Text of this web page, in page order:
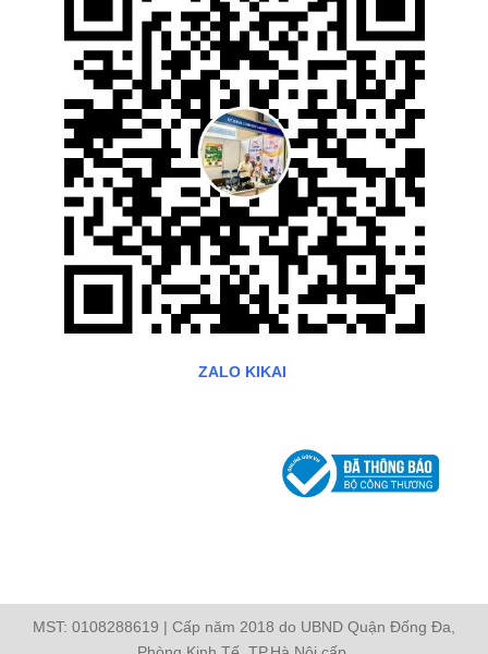
ZALO KIKAI
MST: 0108288619 | Cấp năm 2018 do UBND Quận Đống Đa,